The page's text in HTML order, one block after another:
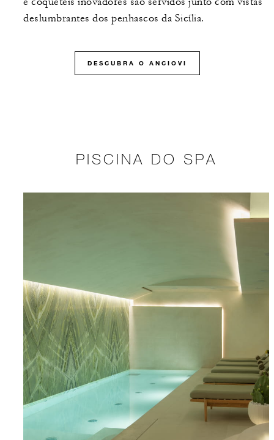
deslumbrantes dos penhascos da Sicília.
DESCUBRA O ANCIOVI
PISCINA DO SPA